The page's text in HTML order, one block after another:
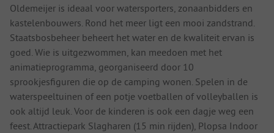
Oldemeijer is ideaal voor watersporters, zonaanbidders en
kastelenbouwers. Rond het meer ligt een mooi zandstrand.
Staatsbosbeheer beheert het water en de kwaliteit ervan is
goed. Wie is uitgezwommen, kan meedoen met het
animatieprogramma, georganiseerd door 10
sprookjesfiguren die op de camping wonen. Spelen in de
waterspeeltuinen of een potje voetballen of volleyballen is
ook altijd leuk. Voor de kinderen is ook een dagje weg een
feest. Attractiepark Slagharen (15 min rijden), Plopsa Indoor